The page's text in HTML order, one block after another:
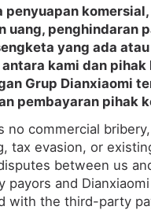
penyuapan komersial,
uang, penghindaran
yang ada atau
kami dan pihak
Grup Dianxiaomi
pembayaran pihak
no commercial
tax evasion, or
between us
payors and
with the third-party